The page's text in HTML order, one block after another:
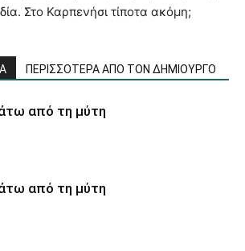
Στο Καρπενήσι τίποτα ακόμη;
ΠΕΡΙΣΣΟΤΕΡΑ ΑΠΟ ΤΟΝ ΔΗΜΙΟΥΡΓΟ
από τη μύτη
από τη μύτη